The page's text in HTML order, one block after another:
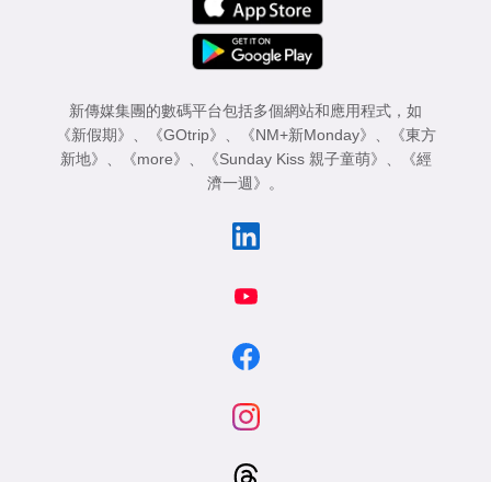
新傳媒集團的數碼平台包括多個網站和應用程式，如
《新假期》 、 《GOtrip》 、 《NM+新Monday》 、
《東方
新地》 、 《more》 、 《Sunday Kiss 親子童萌》 、
《經
濟一週》 。